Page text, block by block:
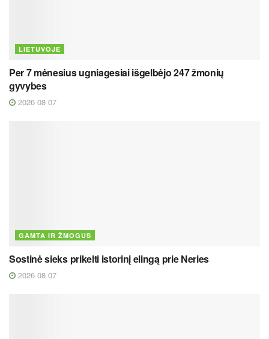
LIETUVOJE
Per 7 mėnesius ugniagesiai išgelbėjo 247 žmonių
gyvybes
2026 08 07
GAMTA IR ŽMOGUS
Sostinė sieks prikelti istorinį elingą prie Neries
2026 08 07